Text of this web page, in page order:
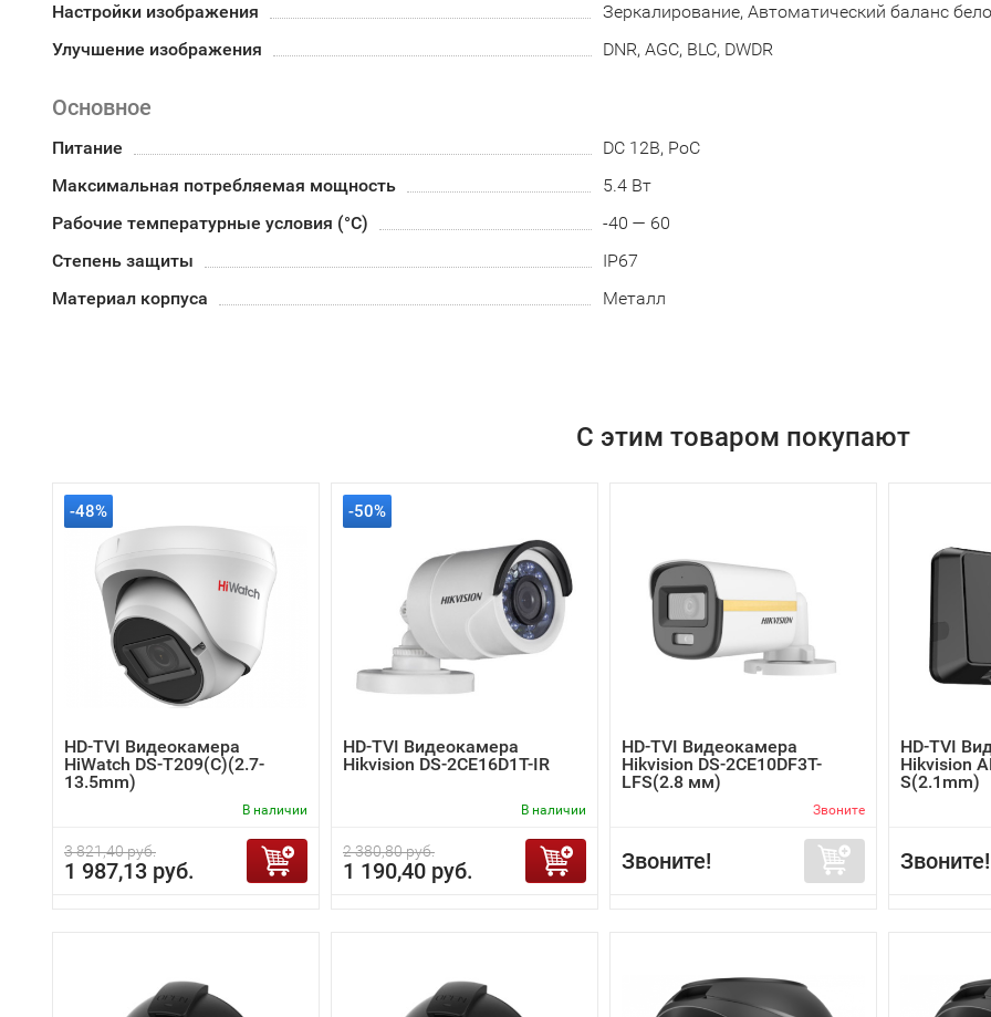
Настройки изображения
Зеркалирование, Автоматический баланс
Улучшение изображения
DNR, AGC, BLC, DWDR
Основное
Питание
DC 12В, PoC
Максимальная потребляемая мощность
5.4 Вт
Рабочие температурные условия (°С)
-40 — 60
Степень защиты
IP67
Материал корпуса
Металл
С этим товаром покупают
-48%
HD-TVI Видеокамера
HiWatch DS-T209(C)(2.7-
13.5mm)
В наличии
3 821,40 руб.
1 987,13 руб.
-50%
HD-TVI Видеокамера
Hikvision DS-2CE16D1T-IR
В наличии
2 380,80 руб.
1 190,40 руб.
HD-TVI Видеокамера
Hikvision DS-2CE10DF3T-
LFS(2.8 мм)
Звоните
Звоните!
HD-TVI
Hikvision
S(2.1mm)
Звоните!